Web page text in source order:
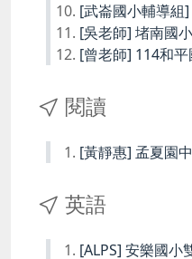
[武崙國小輔導組
[吳老師] 堵南國
[曾老師] 114和
閱讀
[黃靜惠] 孟夏園
英語
[ALPS] 安樂國